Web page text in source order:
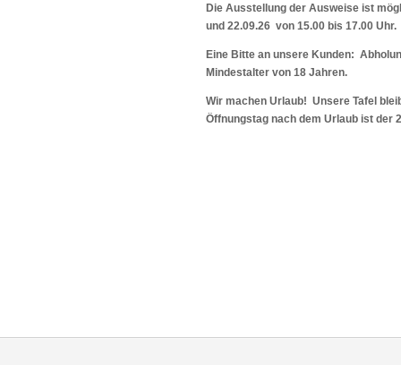
Die Ausstellung der Ausweise ist
und 22.09.26 von 15.00 bis 17.00 Uhr.
Eine Bitte an unsere Kunden:
Mindestalter von 18 Jahren.
Wir machen Urlaub! Unsere Tafel
Öffnungstag nach dem Urlaub ist der